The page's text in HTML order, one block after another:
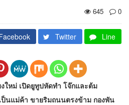
645
0
Twitter Line
ใหม่ เปิดยูทูปหัดทำ โจ๊กและต้ม
ป็นแม่ค้า ขายริมถนนตรงข้าม กองพัน